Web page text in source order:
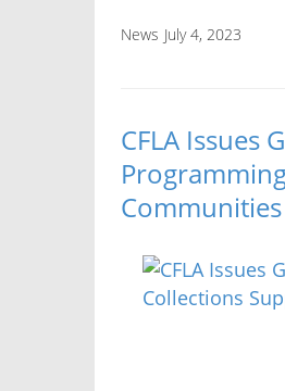
News July 4, 2023
CFLA Issues
Communities